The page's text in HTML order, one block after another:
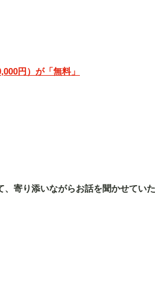
円）が「無料」
寄り添いながらお話を聞かせてい